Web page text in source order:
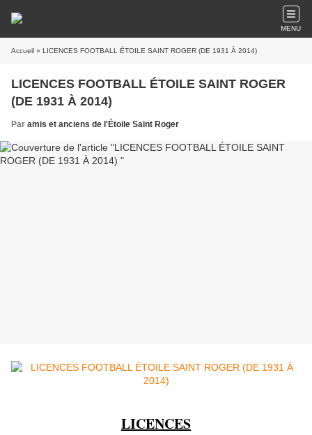
MENU
Accueil » LICENCES FOOTBALL ÉTOILE SAINT ROGER (DE 1931 À 2014)
LICENCES FOOTBALL ÉTOILE SAINT ROGER
(DE 1931 À 2014)
Par amis et anciens de l'Étoile Saint Roger
LICENCES